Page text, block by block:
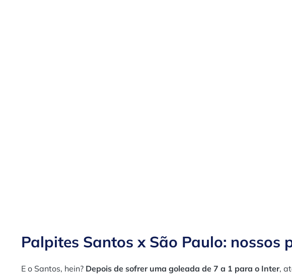
Palpites Santos x São Paulo: nossos
E o Santos, hein? Depois de sofrer uma goleada de 7 a 1 para o Inter,